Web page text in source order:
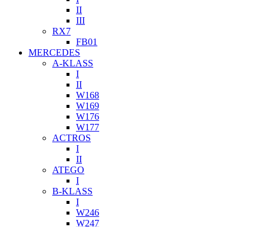
II
III
RX7
FB01
MERCEDES
A-KLASS
I
II
W168
W169
W176
W177
ACTROS
I
II
ATEGO
I
B-KLASS
I
W246
W247